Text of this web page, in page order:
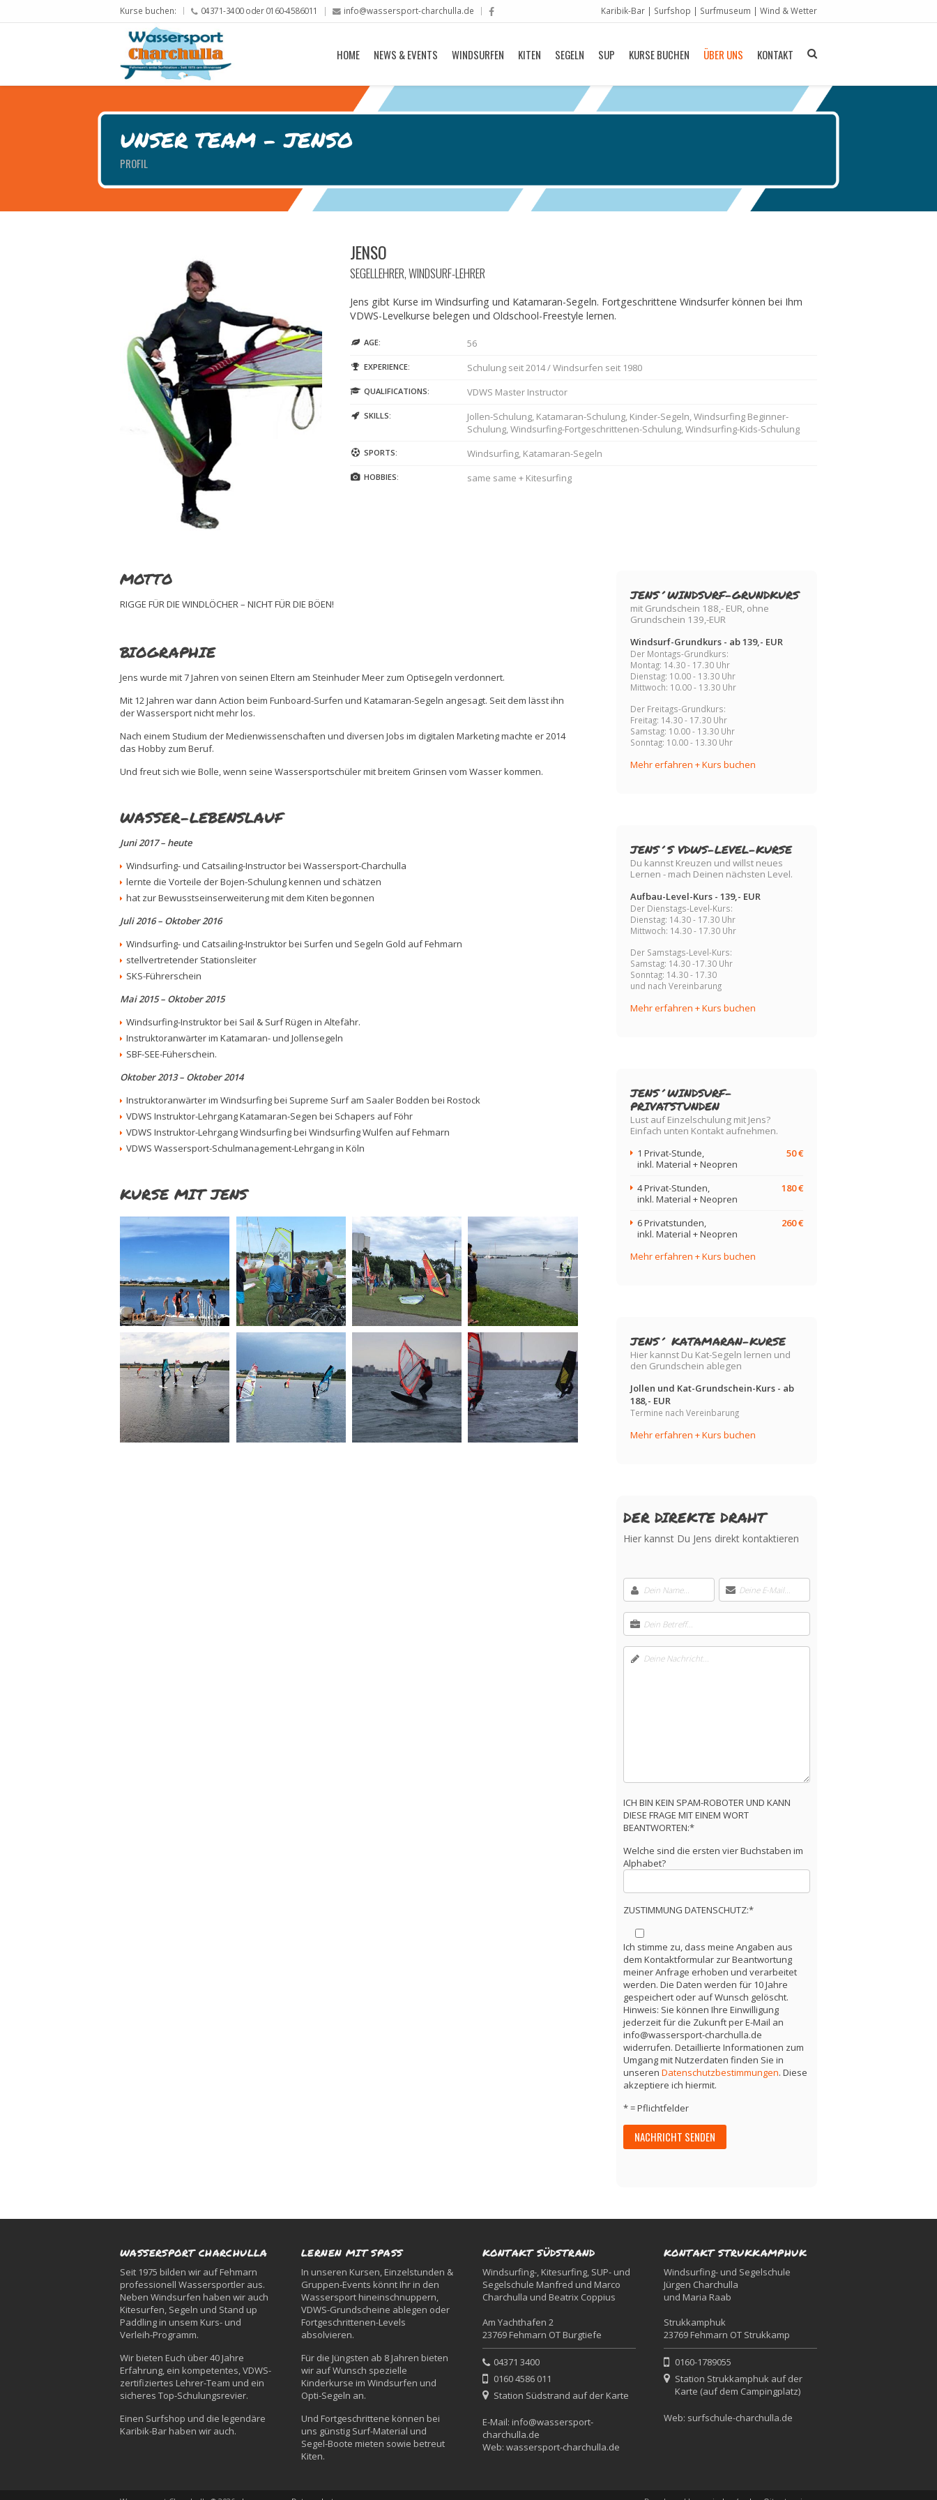
Kurse buchen: 04371-3400 oder 0160-4586011 info@wassersport-charchulla.de Karibik-Bar | Surfshop | Surfmuseum | Wind & Wetter
HOME NEWS & EVENTS WINDSURFEN KITEN SEGELN SUP KURSE BUCHEN ÜBER UNS KONTAKT
UNSER TEAM - JENSO
PROFIL
JENSO
SEGELLEHRER, WINDSURF-LEHRER
Jens gibt Kurse im Windsurfing und Katamaran-Segeln. Fortgeschrittene Windsurfer können bei Ihm
VDWS-Levelkurse belegen und Oldschool-Freestyle lernen.
AGE: 56
EXPERIENCE: Schulung seit 2014 / Windsurfen seit 1980
QUALIFICATIONS: VDWS Master Instructor
SKILLS:
Jollen-Schulung, Katamaran-Schulung, Kinder-Segeln, Windsurfing Beginner-
Schulung, Windsurfing-Fortgeschrittenen-Schulung, Windsurfing-Kids-Schulung
SPORTS: Windsurfing, Katamaran-Segeln
HOBBIES: same same + Kitesurfing
MOTTO
RIGGE FÜR DIE WINDLÖCHER – NICHT FÜR DIE BÖEN!
BIOGRAPHIE
Jens wurde mit 7 Jahren von seinen Eltern am Steinhuder Meer zum Optisegeln verdonnert.
Mit 12 Jahren war dann Action beim Funboard-Surfen und Katamaran-Segeln angesagt. Seit dem lässt ihn
der Wassersport nicht mehr los.
Nach einem Studium der Medienwissenschaften und diversen Jobs im digitalen Marketing machte er 2014
das Hobby zum Beruf.
Und freut sich wie Bolle, wenn seine Wassersportschüler mit breitem Grinsen vom Wasser kommen.
WASSER-LEBENSLAUF
Juni 2017 – heute
Windsurfing- und Catsailing-Instructor bei Wassersport-Charchulla
lernte die Vorteile der Bojen-Schulung kennen und schätzen
hat zur Bewusstseinserweiterung mit dem Kiten begonnen
Juli 2016 – Oktober 2016
Windsurfing- und Catsailing-Instruktor bei Surfen und Segeln Gold auf Fehmarn
stellvertretender Stationsleiter
SKS-Führerschein
Mai 2015 – Oktober 2015
Windsurfing-Instruktor bei Sail & Surf Rügen in Altefähr.
Instruktoranwärter im Katamaran- und Jollensegeln
SBF-SEE-Füherschein.
Oktober 2013 – Oktober 2014
Instruktoranwärter im Windsurfing bei Supreme Surf am Saaler Bodden bei Rostock
VDWS Instruktor-Lehrgang Katamaran-Segen bei Schapers auf Föhr
VDWS Instruktor-Lehrgang Windsurfing bei Windsurfing Wulfen auf Fehmarn
VDWS Wassersport-Schulmanagement-Lehrgang in Köln
KURSE MIT JENS
JENS´WINDSURF-GRUNDKURS
mit Grundschein 188,- EUR, ohne
Grundschein 139,-EUR
Windsurf-Grundkurs - ab 139,- EUR
Der Montags-Grundkurs:
Montag: 14.30 - 17.30 Uhr
Dienstag: 10.00 - 13.30 Uhr
Mittwoch: 10.00 - 13.30 Uhr
Der Freitags-Grundkurs:
Freitag: 14.30 - 17.30 Uhr
Samstag: 10.00 - 13.30 Uhr
Sonntag: 10.00 - 13.30 Uhr
Mehr erfahren + Kurs buchen
JENS´S VDWS-LEVEL-KURSE
Du kannst Kreuzen und willst neues
Lernen - mach Deinen nächsten Level.
Aufbau-Level-Kurs - 139,- EUR
Der Dienstags-Level-Kurs:
Dienstag: 14.30 - 17.30 Uhr
Mittwoch: 14.30 - 17.30 Uhr
Der Samstags-Level-Kurs:
Samstag: 14.30 -17.30 Uhr
Sonntag: 14.30 - 17.30
und nach Vereinbarung
Mehr erfahren + Kurs buchen
JENS´WINDSURF-
PRIVATSTUNDEN
Lust auf Einzelschulung mit Jens?
Einfach unten Kontakt aufnehmen.
1 Privat-Stunde,
inkl. Material + Neopren
50 €
4 Privat-Stunden,
inkl. Material + Neopren
180 €
6 Privatstunden,
inkl. Material + Neopren
260 €
Mehr erfahren + Kurs buchen
JENS´ KATAMARAN-KURSE
Hier kannst Du Kat-Segeln lernen und
den Grundschein ablegen
Jollen und Kat-Grundschein-Kurs - ab
188,- EUR
Termine nach Vereinbarung
Mehr erfahren + Kurs buchen
DER DIREKTE DRAHT
Hier kannst Du Jens direkt kontaktieren
ICH BIN KEIN SPAM-ROBOTER UND KANN
DIESE FRAGE MIT EINEM WORT
BEANTWORTEN:*
Welche sind die ersten vier Buchstaben im
Alphabet?
ZUSTIMMUNG DATENSCHUTZ:*
Ich stimme zu, dass meine Angaben aus
dem Kontaktformular zur Beantwortung
meiner Anfrage erhoben und verarbeitet
werden. Die Daten werden für 10 Jahre
gespeichert oder auf Wunsch gelöscht.
Hinweis: Sie können Ihre Einwilligung
jederzeit für die Zukunft per E-Mail an
info@wassersport-charchulla.de
widerrufen. Detaillierte Informationen zum
Umgang mit Nutzerdaten finden Sie in
unseren Datenschutzbestimmungen. Diese
akzeptiere ich hiermit.
* = Pflichtfelder
WASSERSPORT CHARCHULLA
Seit 1975 bilden wir auf Fehmarn
professionell Wassersportler aus.
Neben Windsurfen haben wir auch
Kitesurfen, Segeln und Stand up
Paddling in unsem Kurs- und
Verleih-Programm.
Wir bieten Euch über 40 Jahre
Erfahrung, ein kompetentes, VDWS-
zertifiziertes Lehrer-Team und ein
sicheres Top-Schulungsrevier.
Einen Surfshop und die legendäre
Karibik-Bar haben wir auch.
LERNEN MIT SPASS
In unseren Kursen, Einzelstunden &
Gruppen-Events könnt Ihr in den
Wassersport hineinschnuppern,
VDWS-Grundscheine ablegen oder
Fortgeschrittenen-Levels
absolvieren.
Für die Jüngsten ab 8 Jahren bieten
wir auf Wunsch spezielle
Kinderkurse im Windsurfen und
Opti-Segeln an.
Und Fortgeschrittene können bei
uns günstig Surf-Material und
Segel-Boote mieten sowie betreut
Kiten.
KONTAKT SÜDSTRAND
Windsurfing-, Kitesurfing, SUP- und
Segelschule Manfred und Marco
Charchulla und Beatrix Coppius
Am Yachthafen 2
23769 Fehmarn OT Burgtiefe
04371 3400
0160 4586 011
Station Südstrand auf der Karte
E-Mail: info@wassersport-
charchulla.de
Web: wassersport-charchulla.de
KONTAKT STRUKKAMPHUK
Windsurfing- und Segelschule
Jürgen Charchulla
und Maria Raab
Strukkamphuk
23769 Fehmarn OT Strukkamp
0160-1789055
Station Strukkamphuk auf der
Karte (auf dem Campingplatz)
Web: surfschule-charchulla.de